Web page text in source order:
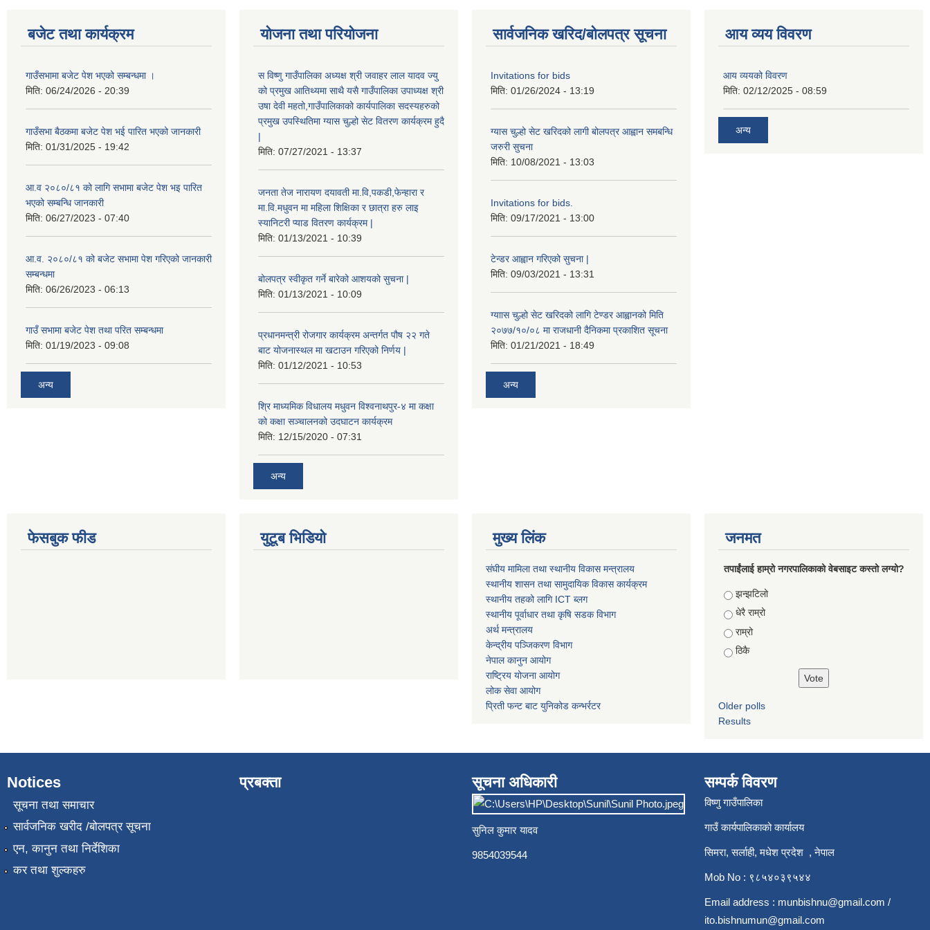
बजेट तथा कार्यक्रम
गाउँसभामा बजेट पेश भएको सम्बन्धमा ।
मिति: 06/24/2026 - 20:39
गाउँसभा बैठकमा बजेट पेश भई पारित भएको जानकारी
मिति: 01/31/2025 - 19:42
आ.व २०८०/८१ को लागि सभामा बजेट पेश भइ पारित
भएको सम्बन्धि जानकारी
मिति: 06/27/2023 - 07:40
आ.व. २०८०/८१ को बजेट सभामा पेश गरिएको जानकारी
सम्बन्धमा
मिति: 06/26/2023 - 06:13
गाउँ सभामा बजेट पेश तथा परित सम्बन्धमा
मिति: 01/19/2023 - 09:08
अन्य
योजना तथा परियोजना
स विष्णु गाउँपालिका अध्यक्ष श्री जवाहर लाल यादव ज्यु
को प्रमुख आतिथ्यमा साथै यसै गाउँपालिका उपाध्यक्ष श्री
उषा देवी महतो,गाउँपालिकाको कार्यपालिका सदस्यहरुको
प्रमुख उपस्थितिमा ग्यास चुल्हो सेट वितरण कार्यक्रम हुदै
|
मिति: 07/27/2021 - 13:37
जनता तेज नारायण दयावती मा.वि,पकडी,फेन्हारा र
मा.वि.मधुवन मा महिला शिक्षिका र छात्रा हरु लाइ
स्यानिटरी प्याड वितरण कार्यक्रम |
मिति: 01/13/2021 - 10:39
बोलपत्र स्वीकृत गर्ने बारेको आशयको सुचना |
मिति: 01/13/2021 - 10:09
प्रधानमन्त्री रोजगार कार्यक्रम अन्तर्गत पौष २२ गते
बाट योजनास्थल मा खटाउन गरिएको निर्णय |
मिति: 01/12/2021 - 10:53
श्रि माध्यमिक विधालय मधुवन विश्वनाथपुर-४ मा कक्षा
को कक्षा सञ्चालनको उदघाटन कार्यक्रम
मिति: 12/15/2020 - 07:31
अन्य
सार्वजनिक खरिद/बोलपत्र सूचना
Invitations for bids
मिति: 01/26/2024 - 13:19
ग्यास चुल्हो सेट खरिदको लागी बोलपत्र आह्वान समबन्धि
जरुरी सुचना
मिति: 10/08/2021 - 13:03
Invitations for bids.
मिति: 09/17/2021 - 13:00
टेन्डर आह्वान गरिएको सुचना |
मिति: 09/03/2021 - 13:31
ग्याास चुल्हो सेट खरिदको लागि टेण्डर आह्वानको मिति
२०७७/१०/०८ मा राजधानी दैनिकमा प्रकाशित सूचना
मिति: 01/21/2021 - 18:49
अन्य
आय व्यय विवरण
आय व्ययको विवरण
मिति: 02/12/2025 - 08:59
अन्य
फेसबुक फीड युटूब भिडियो मुख्य लिंक
संघीय मामिला तथा स्थानीय विकास मन्त्रालय
स्थानीय शासन तथा सामुदायिक विकास कार्यक्रम
स्थानीय तहको लागि ICT ब्लग
स्थानीय पूर्वाधार तथा कृषि सडक विभाग
अर्थ मन्त्रालय
केन्द्रीय पञ्जिकरण विभाग
नेपाल कानुन आयोग
राष्ट्रिय योजना आयोग
लोक सेवा आयोग
प्रिती फन्ट बाट युनिकोड कन्भर्रटर
जनमत
तपाईंलाई हाम्रो नगरपालिकाको वेबसाइट कस्तो लग्यो?
Choices
झन्झटिलो
धेरै राम्रो
राम्रो
ठिकै
Older polls
Results
Notices
सूचना तथा समाचार
सार्वजनिक खरीद /बोलपत्र सूचना
एन, कानुन तथा निर्देशिका
कर तथा शुल्कहरु
प्रबक्ता सूचना अधिकारी
सुनिल कुमार यादव
9854039544
सम्पर्क विवरण
विष्णु गाउँपालिका
गाउँ कार्यपालिकाको कार्यालय
सिमरा, सर्लाही, मधेश प्रदेश , नेपाल
Mob No : ९८५४०३९५४४
Email address : munbishnu@gmail.com /
ito.bishnumun@gmail.com